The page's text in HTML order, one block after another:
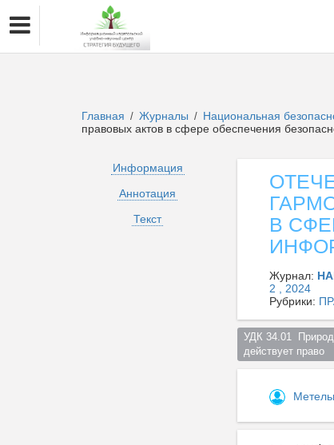
Главная / Журналы / Национальная
правовых актов в сфере обеспечения
Информация
Аннотация
Текст
В
Журнал:
2 , 2024
Рубрики:
УДК 34.01
действует право